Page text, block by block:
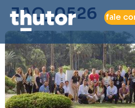
fale
JAO_0526